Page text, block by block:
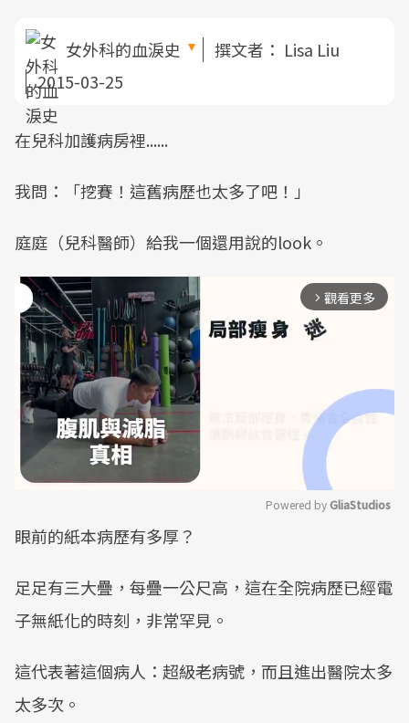
女外科的血淚史 撰文者： Lisa Liu
2015-03-25
在兒科加護病房裡......
我問：「挖賽！這舊病歷也太多了吧！」
庭庭（兒科醫師）給我一個還用說的look。
arrow_forward_ios 觀看更多
Powered by GliaStudios
眼前的紙本病歷有多厚？
足足有三大疊，每疊一公尺高，這在全院病歷已經電
子無紙化的時刻，非常罕見。
這代表著這個病人：超級老病號，而且進出醫院太多
太多次。